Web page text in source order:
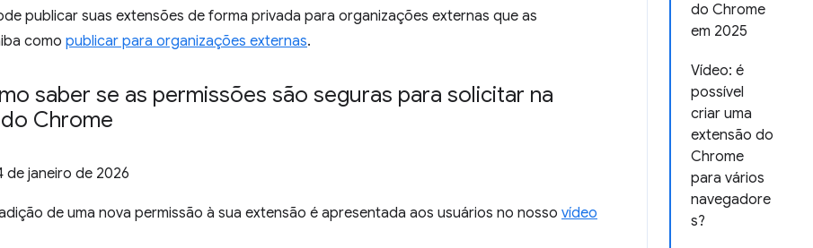
do Chrome
em 2025
Vídeo: é
possível
criar uma
extensão do
Chrome
para vários
navegadore
s?
publicar suas extensões de forma privada para organizações externas que as
como publicar para organizações externas.
saber se as permissões são seguras para solicitar na
Chrome
de janeiro de 2026
de uma nova permissão à sua extensão é apresentada aos usuários no nosso vídeo